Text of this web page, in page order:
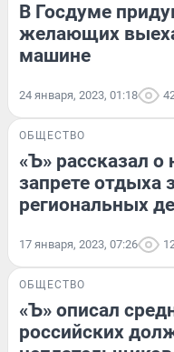
В Госдуме
желающих
машине
24 января, 2023, 01:18
ОБЩЕСТВО
«Ъ» рассказал
запрете отдыха
региональных
17 января, 2023, 07:26
ОБЩЕСТВО
«Ъ» описал
российских